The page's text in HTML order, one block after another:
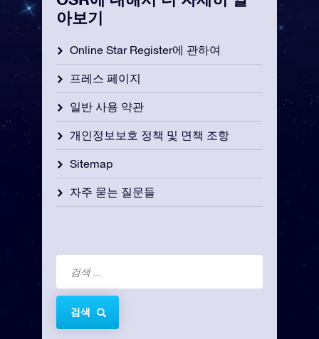
아보기
Online Star Register에 관하여
프레스 페이지
일반 사용 약관
개인정보보호 정책 및 면책 조항
Sitemap
자주 묻는 질문들
검색